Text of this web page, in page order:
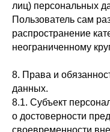
лиц) персональных
Пользователь сам
распространение
неограниченному
8. Права и
данных.
8.1. Субъект
о достоверности
своевременности